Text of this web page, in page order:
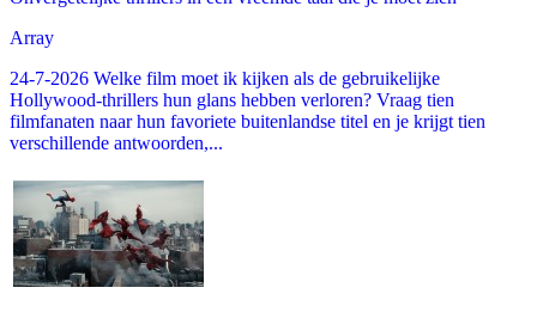
Array
24-7-2026 Welke film moet ik kijken als de gebruikelijke
Hollywood-thrillers hun glans hebben verloren? Vraag tien
filmfanaten naar hun favoriete buitenlandse titel en je krijgt tien
verschillende antwoorden,...